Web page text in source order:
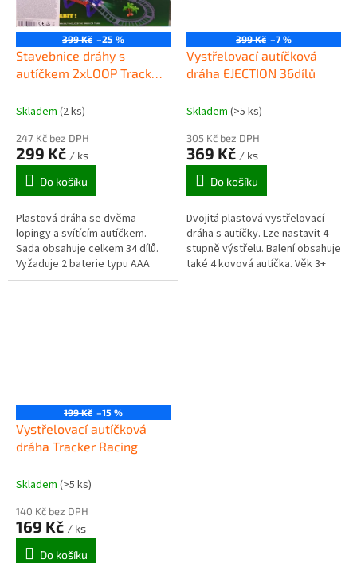
399 Kč –25 %
Stavebnice dráhy s
autíčkem 2xLOOP Track
Skladem (2 ks)
247 Kč bez DPH
299 Kč / ks
Do košíku
Plastová dráha se dvěma
lopingy a svítícím autíčkem.
Sada obsahuje celkem 34 dílů.
Vyžaduje 2 baterie typu AAA
(nejsou součástí) Vhodné pro
399 Kč –7 %
Vystřelovací autíčková
dráha EJECTION 36dílů
Skladem (>5 ks)
305 Kč bez DPH
369 Kč / ks
Do košíku
Dvojitá plastová vystřelovací
dráha s autíčky. Lze nastavit 4
stupně výstřelu. Balení obsahuje
také 4 kovová autíčka. Věk 3+
199 Kč –15 %
Vystřelovací autíčková
dráha Tracker Racing
Skladem (>5 ks)
140 Kč bez DPH
169 Kč / ks
Do košíku